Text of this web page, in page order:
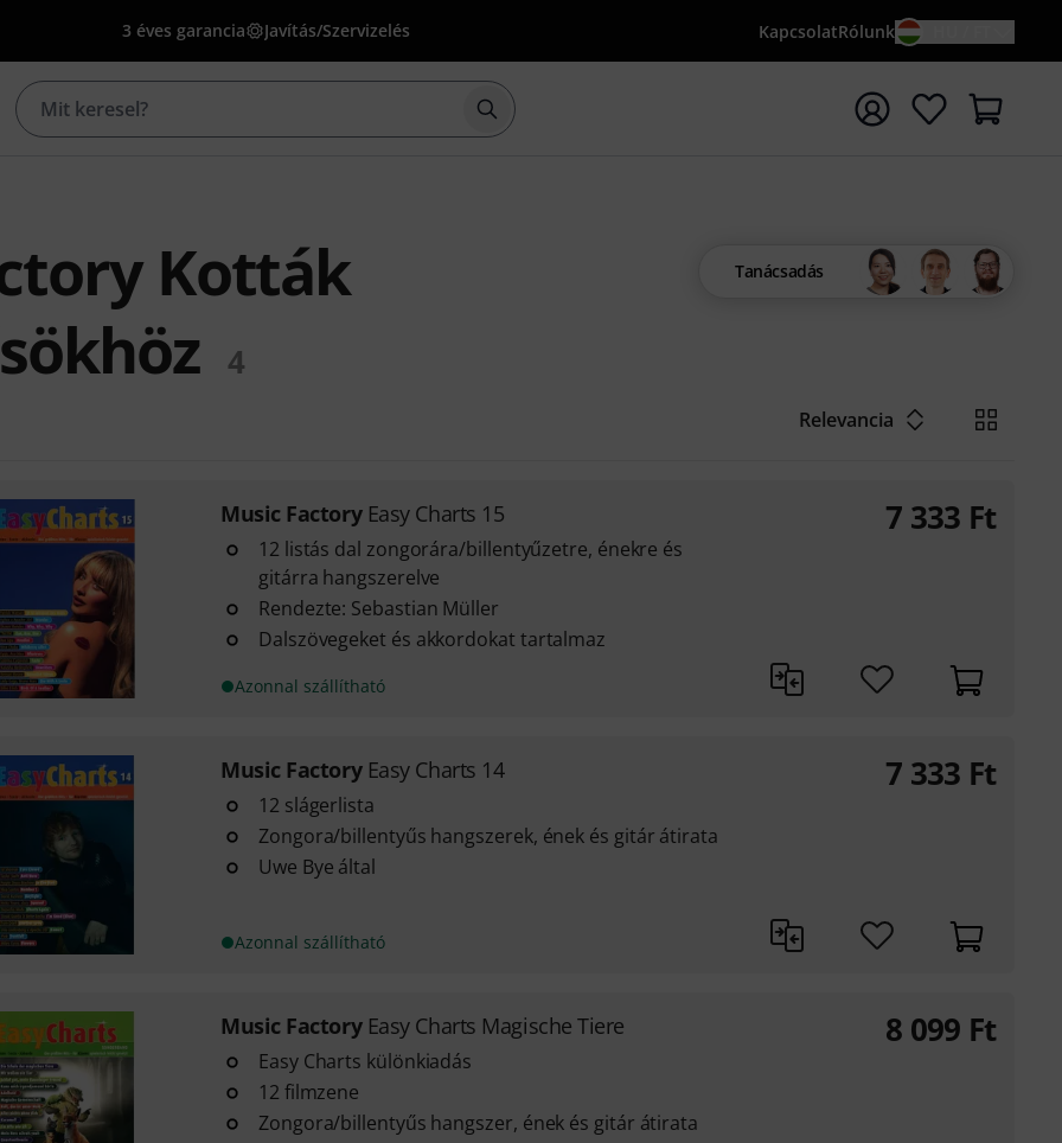
3 éves garancia Javítás/Szervizelés KapcsolatRólunk
Keresés indítása {searchTerm} keresőszóval
Kották
4
Tanácsadás
Relevancia
Music Factory Easy Charts 15
12 listás dal zongorára/billentyűzetre, énekre és
gitárra hangszerelve
Rendezte: Sebastian Müller
Dalszövegeket és akkordokat tartalmaz
Azonnal szállítható
7 333 Ft
Music Factory Easy Charts 14
12 slágerlista
Zongora/billentyűs hangszerek, ének és gitár átirata
Uwe Bye által
Azonnal szállítható
7 333 Ft
Music Factory Easy Charts Magische Tiere
Easy Charts különkiadás
12 filmzene
Zongora/billentyűs hangszer, ének és gitár átirata
8 099 Ft